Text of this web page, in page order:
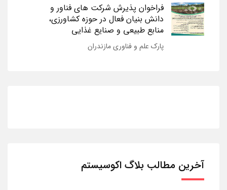
فراخوان پذیرش شرکت های فناور و
دانش بنیان فعال در حوزه کشاورزی،
منابع طبیعی و صنایع غذایی
پارک علم و فناوری مازندران
آخرین مطالب بلاگ اکوسیستم